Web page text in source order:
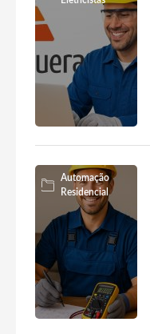
Automação
Residencial